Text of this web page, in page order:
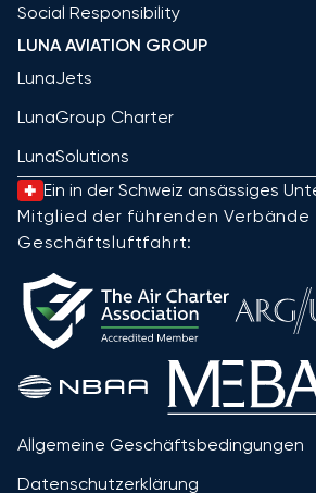
Social Responsibility
LUNA AVIATION GROUP
LunaJets
LunaGroup Charter
LunaSolutions
Ein in der Schweiz ansässiges
Mitglied der führenden Verbände
Geschäftsluftfahrt:
Allgemeine Geschäftsbedingungen
Datenschutzerklärung